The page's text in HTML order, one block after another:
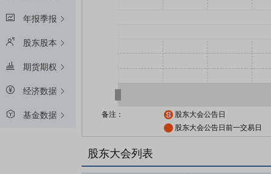
年报季报
股东股本
期货期权
经济数据
基金数据 备注：
股东大会公告日
股东大会公告日前一交易日
股东大会列表